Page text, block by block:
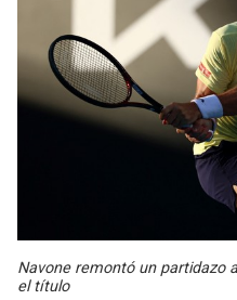
Navone remontó un partidazo
el título